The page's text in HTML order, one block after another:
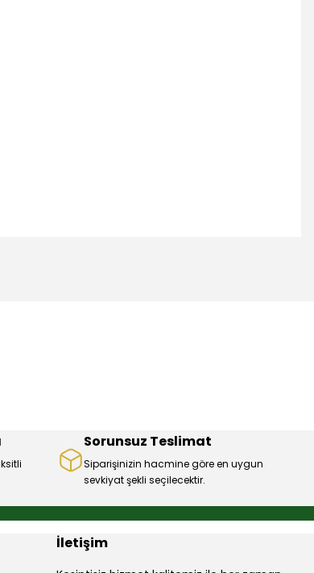
Sorunsuz Teslimat
Siparişinizin hacmine göre en uygun
sevkiyat şekli seçilecektir.
İletişim